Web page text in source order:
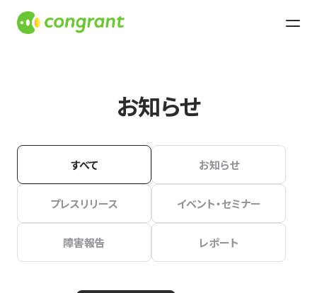
お知らせ
すべて お知らせ
プレスリリース イベント・セミナー
障害報告 レポート